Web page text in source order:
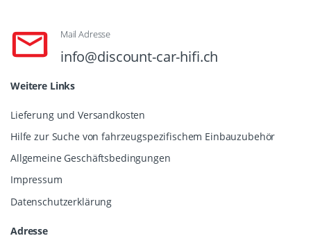
Mail Adresse
info@discount-car-hifi.ch
Weitere Links
Lieferung und Versandkosten
Hilfe zur Suche von fahrzeugspezifischem Einbauzubehör
Allgemeine Geschäftsbedingungen
Impressum
Datenschutzerklärung
Adresse